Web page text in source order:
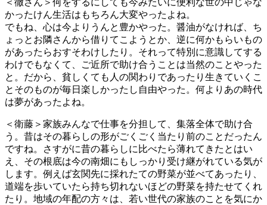
かったけん生活はもちろん大変やったよね。
でもね、心は今よりうんと豊かやった。醤油がなければ、ち
ょっとお隣さんから借りてこようとか、逆に何かもらいもの
があったらおすそわけしたり。それって特別に意識してする
わけでもなくて、ご近所で助け合うことは当然のことやった
と。だから、貧しくても人の関わりであったり生きていくこ
とそのものが毎日楽しかったし自由やった。何よりあの時代
は夢があったよね。
＜衛藤＞家族みんなで仕事を分担して、集落全体で助け合
う。昔はその暮らしの形がごくごく当たり前のことだったん
ですね。さすがに昔の暮らしに比べたら薄れてきたとはい
え、その根底は今の南畑にもしっかり受け継がれている気が
します。例えば玄関先に採れたての野菜が並べてあったり、
道端を歩いていたら持ち切れないほどの野菜を持たせてくれ
たり。地域の年配の方々は、若い世代の家族のことを気にか